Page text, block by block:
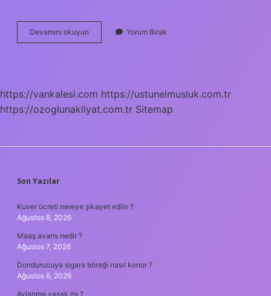
Devamını okuyun
Sayfa
Yorum Bırak
https://vankalesi.com https://ustunelmusluk.com.tr
https://ozoglunakliyat.com.tr Sitemap
SIDEBAR
Son Yazılar
Kuver ücreti nereye şikayet edilir ?
Ağustos 8, 2026
Maaş avans nedir ?
Ağustos 7, 2026
Dondurucuya sigara böreği nasıl konur ?
Ağustos 6, 2026
Avlanma yasak mı ?